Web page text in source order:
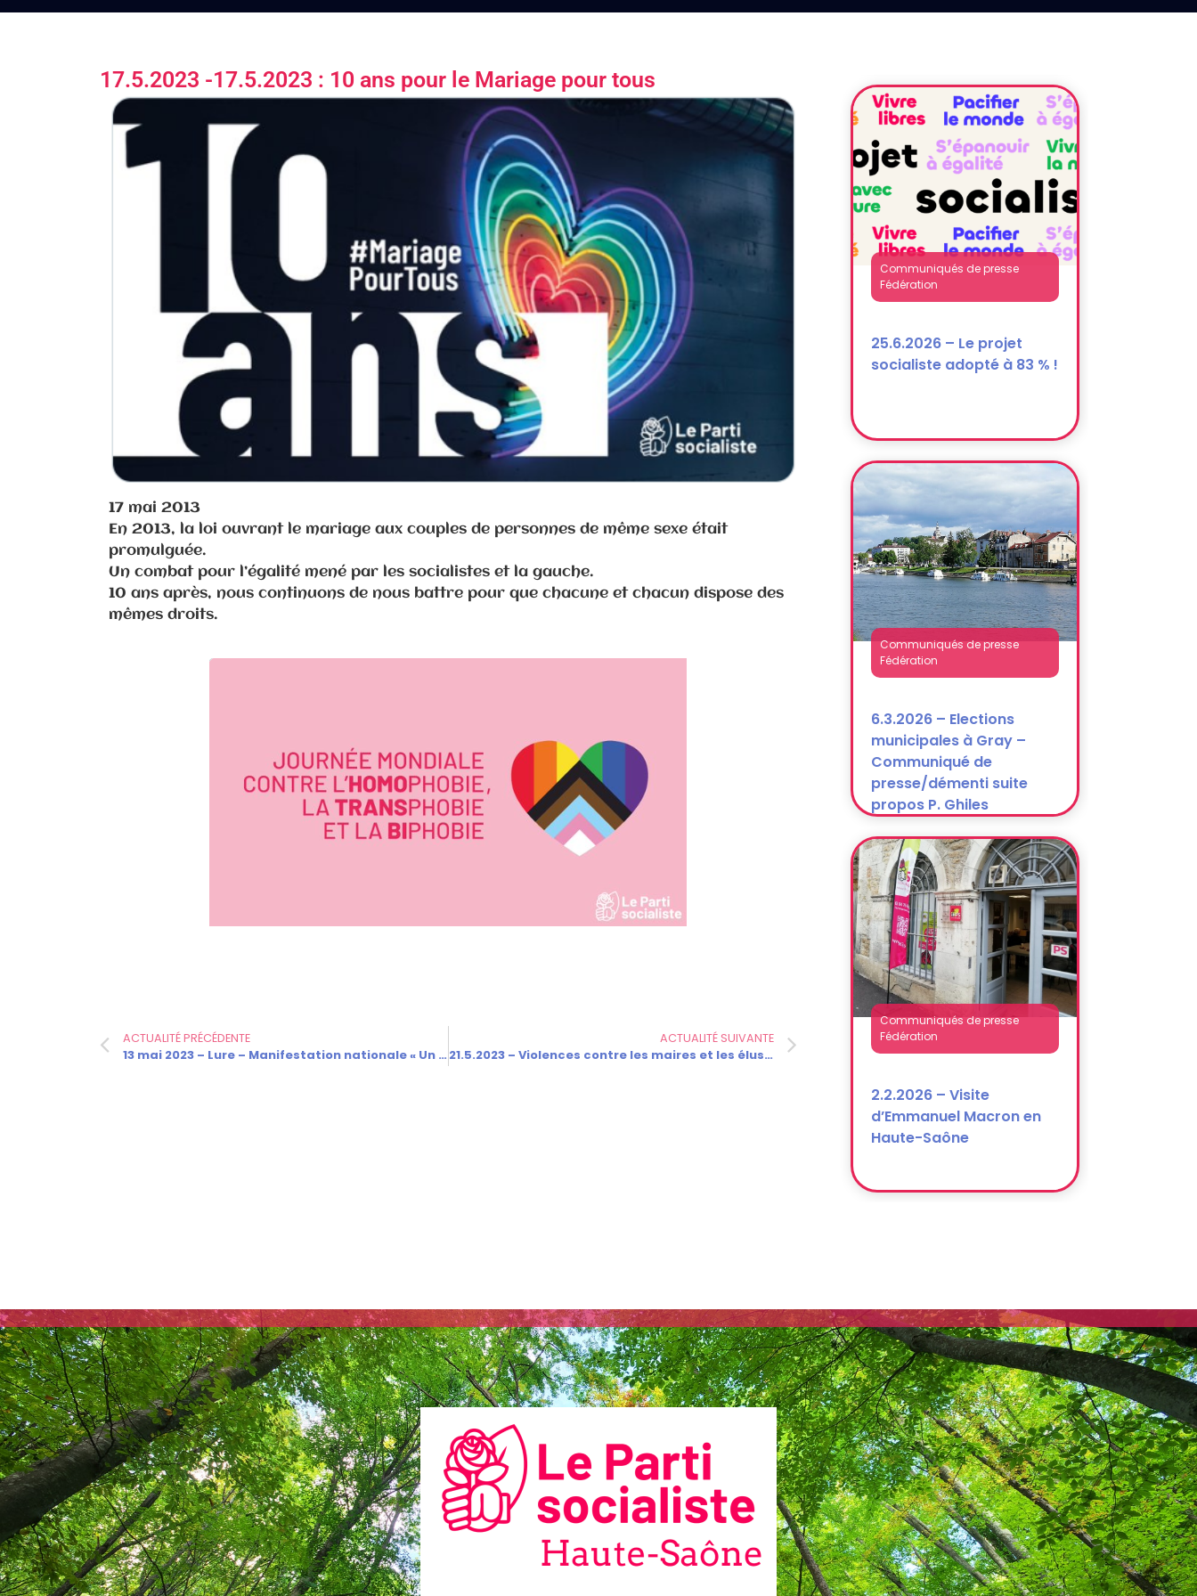
17.5.2023 -17.5.2023 : 10 ans pour le Mariage pour tous
17 mai 2013
En 2013, la loi ouvrant le mariage aux couples de personnes de même sexe était
promulguée.
Un combat pour l’égalité mené par les socialistes et la gauche.
10 ans après, nous continuons de nous battre pour que chacune et chacun dispose des
mêmes droits.
ACTUALITÉ PRÉCÉDENTE
13 mai 2023 – Lure – Manifestation nationale « Un nouvel élan pour les services publics »
ACTUALITÉ SUIVANTE
21.5.2023 – Violences contre les maires et les élus locaux
Communiqués de presse
Fédération
25.6.2026 – Le projet
Communiqués de presse
Fédération
6.3.2026 – Elections
Communiqué de
presse/démenti suite
propos P. Ghiles
Communiqués de presse
Fédération
2.2.2026 – Visite
Haute-Saône
Communiqués de presse
Fédération
Elections municipales
2026 – Vesoul